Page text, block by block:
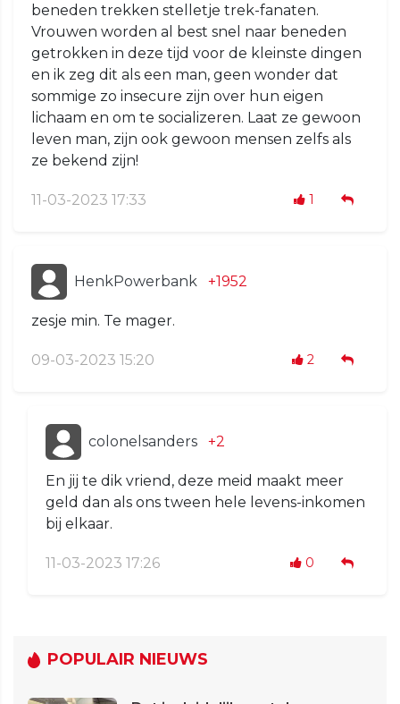
beneden trekken stelletje trek-fanaten.
Vrouwen worden al best snel naar beneden
getrokken in deze tijd voor de kleinste dingen
en ik zeg dit als een man, geen wonder dat
sommige zo insecure zijn over hun eigen
lichaam en om te socializeren. Laat ze gewoon
leven man, zijn ook gewoon mensen zelfs als
ze bekend zijn!
11-03-2023 17:33 1
HenkPowerbank +1952
zesje min. Te mager.
09-03-2023 15:20 2
colonelsanders +2
En jij te dik vriend, deze meid maakt meer
geld dan als ons tween hele levens-inkomen
bij elkaar.
11-03-2023 17:26 0
POPULAIR NIEUWS